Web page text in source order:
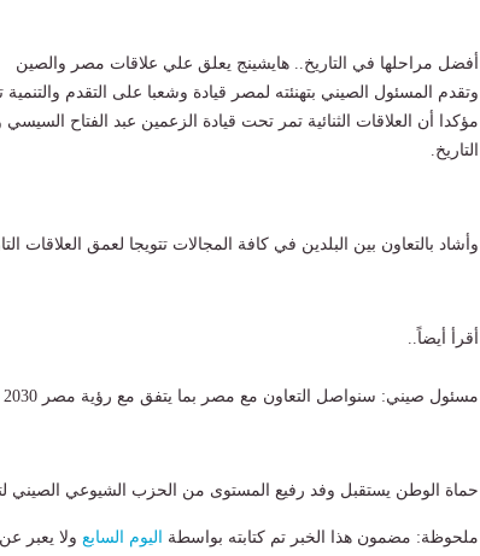
أفضل مراحلها في التاريخ.. هايشينج يعلق علي علاقات مصر والصين
وتقدم المسئول الصيني بتهنئته لمصر قيادة وشعبا على التقدم
مؤكدا أن العلاقات الثنائية تمر تحت قيادة الزعمين عبد الفتاح
التاريخ.
وأشاد بالتعاون بين البلدين في كافة المجالات تتويجا لعمق العلاقات
أقرأ أيضاً..
مسئول صيني: سنواصل التعاون مع مصر بما يتفق مع رؤية مصر 2030
حماة الوطن يستقبل وفد رفيع المستوى من الحزب الشيوعي الصيني
ملحوظة: مضمون هذا الخبر تم كتابته بواسطة اليوم السابع ولا يعبر